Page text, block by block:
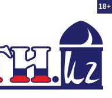
18+